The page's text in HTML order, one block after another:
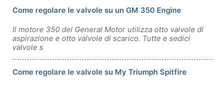
Come regolare le valvole su un GM 350 Engine
Il motore 350 del General Motor utilizza otto valvole di
aspirazione e otto valvole di scarico. Tutte e sedici
valvole s
Come regolare le valvole su My Triumph Spitfire